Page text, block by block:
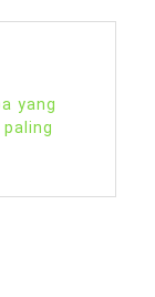
yang